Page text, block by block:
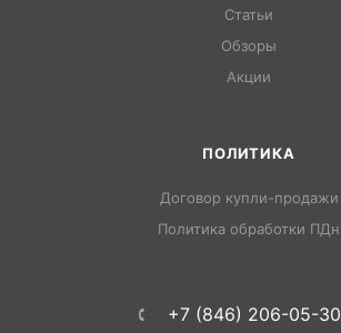
Статьи
Обзоры
Акции
ПОЛИТИКА
Договор купли-продажи
Политика обработки ПДн
+7 (846) 206-05-30